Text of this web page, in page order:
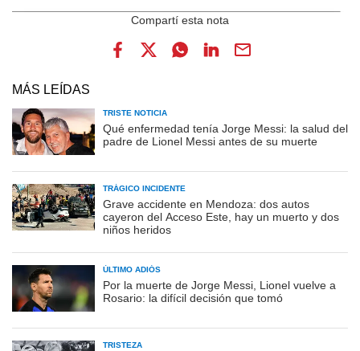
MÁS LEÍDAS
TRISTE NOTICIA
Qué enfermedad tenía Jorge Messi: la salud del
padre de Lionel Messi antes de su muerte
TRÁGICO INCIDENTE
Grave accidente en Mendoza: dos autos
cayeron del Acceso Este, hay un muerto y dos
niños heridos
ÚLTIMO ADIÓS
Por la muerte de Jorge Messi, Lionel vuelve a
Rosario: la difícil decisión que tomó
TRISTEZA